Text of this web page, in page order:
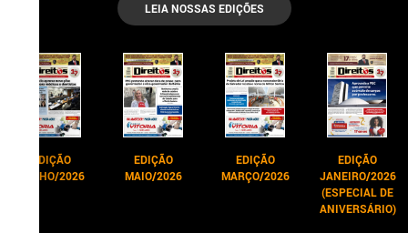
LEIA NOSSAS EDIÇÕES
EDIÇÃO
JUNHO/2026
EDIÇÃO
MAIO/2026
EDIÇÃO
MARÇO/2026
EDIÇÃO
JANEIRO/2026
(ESPECIAL DE
ANIVERSÁRIO)